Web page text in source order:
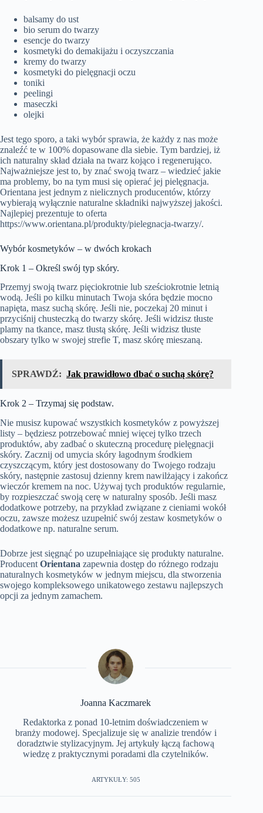
balsamy do ust
bio serum do twarzy
esencje do twarzy
kosmetyki do demakijażu i oczyszczania
kremy do twarzy
kosmetyki do pielęgnacji oczu
toniki
peelingi
maseczki
olejki
Jest tego sporo, a taki wybór sprawia, że każdy z nas może
znaleźć te w 100% dopasowane dla siebie. Tym bardziej, iż
ich naturalny skład działa na twarz kojąco i regenerująco.
Najważniejsze jest to, by znać swoją twarz – wiedzieć jakie
ma problemy, bo na tym musi się opierać jej pielęgnacja.
Orientana jest jednym z nielicznych producentów, którzy
wybierają wyłącznie naturalne składniki najwyższej jakości.
Najlepiej prezentuje to oferta
https://www.orientana.pl/produkty/pielegnacja-twarzy/.
Wybór kosmetyków – w dwóch krokach
Krok 1 – Określ swój typ skóry.
Przemyj swoją twarz pięciokrotnie lub sześciokrotnie letnią
wodą. Jeśli po kilku minutach Twoja skóra będzie mocno
napięta, masz suchą skórę. Jeśli nie, poczekaj 20 minut i
przyciśnij chusteczką do twarzy skórę. Jeśli widzisz tłuste
plamy na tkance, masz tłustą skórę. Jeśli widzisz tłuste
obszary tylko w swojej strefie T, masz skórę mieszaną.
SPRAWDŹ: Jak prawidłowo dbać o suchą skórę?
Krok 2 – Trzymaj się podstaw.
Nie musisz kupować wszystkich kosmetyków z powyższej
listy – będziesz potrzebować mniej więcej tylko trzech
produktów, aby zadbać o skuteczną procedurę pielęgnacji
skóry. Zacznij od umycia skóry łagodnym środkiem
czyszczącym, który jest dostosowany do Twojego rodzaju
skóry, następnie zastosuj dzienny krem nawilżający i zakończ
wieczór kremem na noc. Używaj tych produktów regularnie,
by rozpieszczać swoją cerę w naturalny sposób. Jeśli masz
dodatkowe potrzeby, na przykład związane z cieniami wokół
oczu, zawsze możesz uzupełnić swój zestaw kosmetyków o
dodatkowe np. naturalne serum.
Dobrze jest sięgnąć po uzupełniające się produkty naturalne.
Producent Orientana zapewnia dostęp do różnego rodzaju
naturalnych kosmetyków w jednym miejscu, dla stworzenia
swojego kompleksowego unikatowego zestawu najlepszych
opcji za jednym zamachem.
Joanna Kaczmarek
Redaktorka z ponad 10-letnim doświadczeniem w
branży modowej. Specjalizuje się w analizie trendów i
doradztwie stylizacyjnym. Jej artykuły łączą fachową
wiedzę z praktycznymi poradami dla czytelników.
ARTYKUŁY: 505